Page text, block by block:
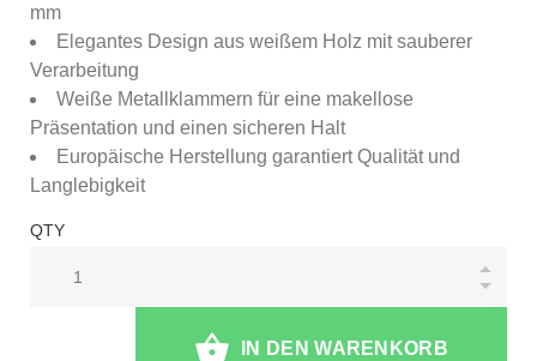
mm
Elegantes Design aus weißem Holz mit sauberer
Verarbeitung
Weiße Metallklammern für eine makellose
Präsentation und einen sicheren Halt
Europäische Herstellung garantiert Qualität und
Langlebigkeit
QTY
IN DEN WARENKORB